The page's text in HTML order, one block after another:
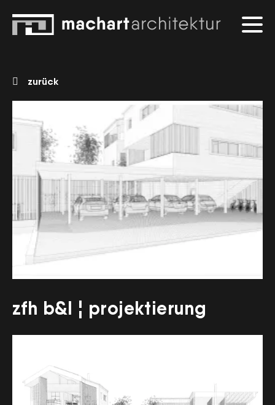
zurück
zfh b&l ¦ projektierung